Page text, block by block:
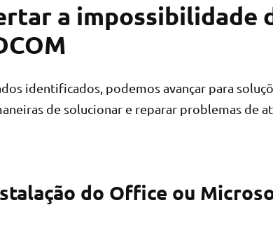
a impossibilidade
identificados, podemos avançar para
de solucionar e reparar problemas de
do Office ou